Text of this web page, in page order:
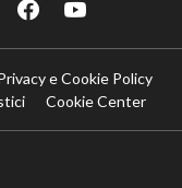
e Cookie Policy
Cookie Center